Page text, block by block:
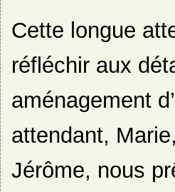
Cette longue
réfléchir aux
aménagement
attendant,
Jérôme, nous